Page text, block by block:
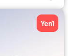
Yeni̇